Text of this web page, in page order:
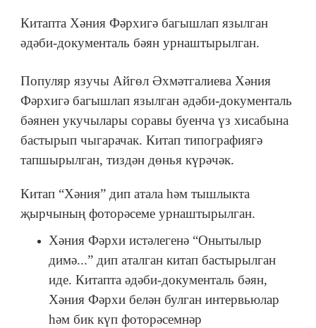
Китапта Хәния Фәрхигә багышлап язылган
әдәби-документаль бәян урнаштырылган.
Популяр язучы Айгөл Әхмәтгалиева Хәния
Фәрхигә багышлап язылган әдәби-документаль
бәянен укучылары соравы буенча үз хисабына
бастырып чыгарачак. Китап типографиягә
тапшырылган, тиздән дөнья күрәчәк.
Китап “Хәния” дип атала һәм тышлыкта
җырчының фоторәсеме урнаштырылган.
Хәния Фәрхи истәлегенә “Онытылыр
димә...” дип аталган китап бастырылган
иде. Китапта әдәби-документаль бәян,
Хәния Фәрхи белән булган интервьюлар
һәм бик күп фоторәсемнәр